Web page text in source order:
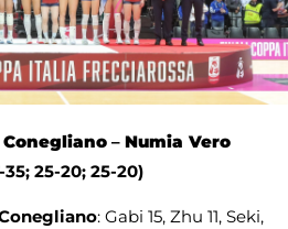
Conegliano – Numia Vero
35; 25-20; 25-20)
: Gabi 15, Zhu 11, Seki,